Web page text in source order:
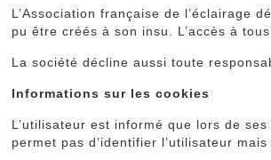
L’Association française de l’éclairage
pu être créés à son insu. L’accès à
La société décline aussi toute
Informations sur les cookies
L’utilisateur est informé que lors de
permet pas d’identifier l’utilisateur